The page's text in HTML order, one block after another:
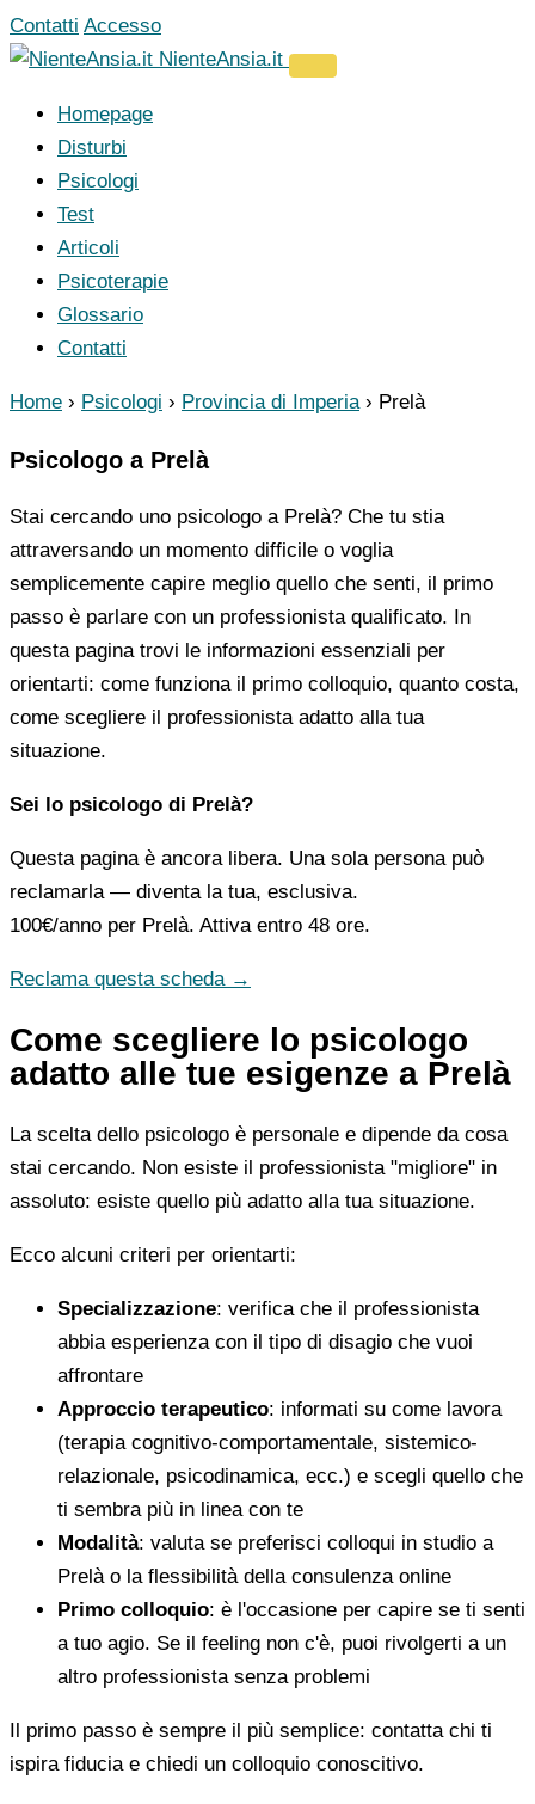
Vai
al
Contatti Accesso
NienteAnsia.it
Homepage
Disturbi
Psicologi
Test
Articoli
Psicoterapie
Glossario
Contatti
Home › Psicologi › Provincia di Imperia › Prelà
Psicologo a Prelà
Stai cercando uno psicologo a Prelà? Che tu stia
attraversando un momento difficile o voglia
semplicemente capire meglio quello che senti, il primo
passo è parlare con un professionista qualificato. In
questa pagina trovi le informazioni essenziali per
orientarti: come funziona il primo colloquio, quanto costa,
come scegliere il professionista adatto alla tua
situazione.
Sei lo psicologo di Prelà?
Questa pagina è ancora libera. Una sola persona può
reclamarla — diventa la tua, esclusiva.
100€/anno per Prelà. Attiva entro 48 ore.
Reclama questa scheda →
Come scegliere lo psicologo
adatto alle tue esigenze a Prelà
La scelta dello psicologo è personale e dipende da cosa
stai cercando. Non esiste il professionista "migliore" in
assoluto: esiste quello più adatto alla tua situazione.
Ecco alcuni criteri per orientarti:
Specializzazione: verifica che il professionista
abbia esperienza con il tipo di disagio che vuoi
affrontare
Approccio terapeutico: informati su come lavora
(terapia cognitivo-comportamentale, sistemico-
relazionale, psicodinamica, ecc.) e scegli quello che
ti sembra più in linea con te
Modalità: valuta se preferisci colloqui in studio a
Prelà o la flessibilità della consulenza online
Primo colloquio: è l'occasione per capire se ti senti
a tuo agio. Se il feeling non c'è, puoi rivolgerti a un
altro professionista senza problemi
Il primo passo è sempre il più semplice: contatta chi ti
ispira fiducia e chiedi un colloquio conoscitivo.